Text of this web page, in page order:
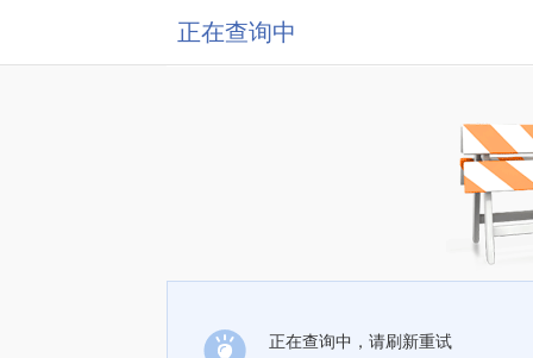
正在查询中
正在查询中，请刷新重试